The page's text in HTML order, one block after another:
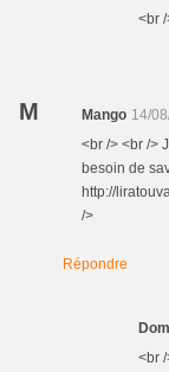
<br
M Mango 14/
<br /> <br />
besoin de
http://
/>
Répondre
<br